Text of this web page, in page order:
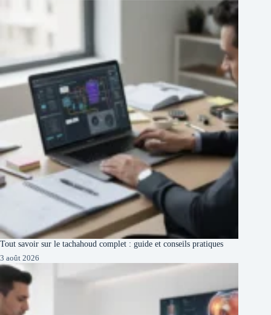
Tout savoir sur le tachahoud complet : guide et conseils pratiques
3 août 2026